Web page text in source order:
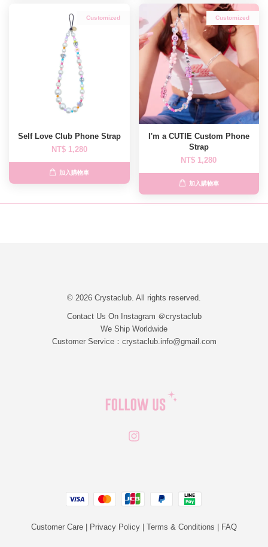
Customized
Self Love Club Phone Strap
NT$ 1,280
加入購物車
Customized
I'm a CUTIE Custom Phone
Strap
NT$ 1,280
加入購物車
© 2026 Crystaclub. All rights reserved.
Contact Us On Instagram ＠crystaclub
We Ship Worldwide
Customer Service：crystaclub.info@gmail.com
Visa Master JCB Paypal
Customer Care | Privacy Policy | Terms & Conditions | FAQ